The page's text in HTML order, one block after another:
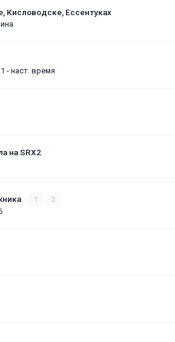
Кисловодске, Ессентуках
- наст. время
на SRX2
1 2